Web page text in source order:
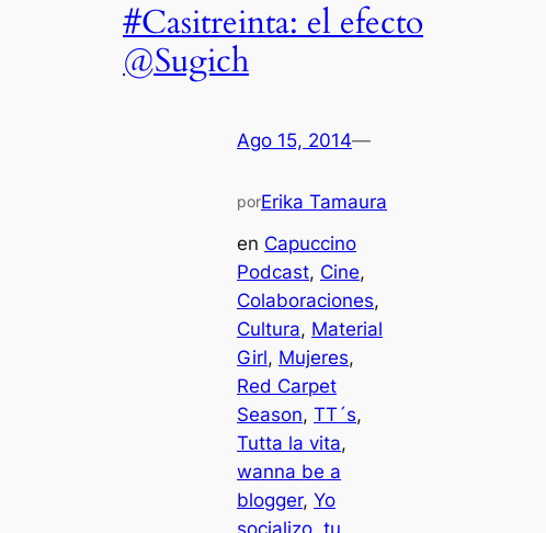
#Casitreinta: el efecto
@Sugich
Ago 15, 2014—
porErika Tamaura
en Capuccino
Podcast, Cine
Colaboraciones
Cultura, Material
Girl, Mujeres
Red Carpet
Season, TT´s
Tutta la vita
wanna be a
blogger, Yo